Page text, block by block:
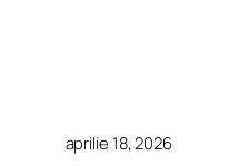
aprilie 18, 2026